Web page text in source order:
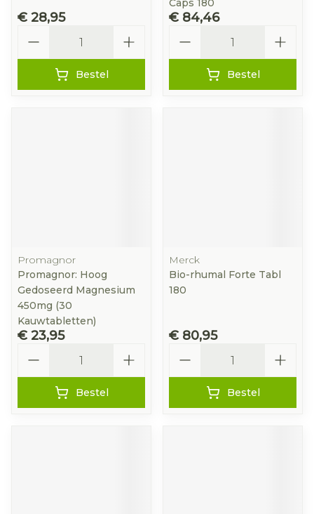
€ 28,95
Bestel
Caps 180
€ 84,46
Bestel
Promagnor
Promagnor: Hoog
Gedoseerd Magnesium
450mg (30
Kauwtabletten)
€ 23,95
Bestel
Merck
Bio-rhumal Forte Tabl
180
€ 80,95
Bestel